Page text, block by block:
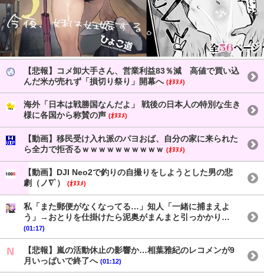
【悲報】コメ卸大手さん、営業利益83％減 高値で買い込
んだ米が売れず「損切り祭り」開幕へ (ｵﾇﾇﾒ)
海外「日本は戦勝国なんだよ」 戦後の日本人の特別な生き
様に各国から称賛の声 (ｵﾇﾇﾒ)
【動画】移民受け入れ派のパヨおば、自分の家に来られた
ら全力で拒否るｗｗｗｗｗｗｗｗｗｗ (ｵﾇﾇﾒ)
【動画】DJI Neo2で釣りの自撮りをしようとした男の悲
劇（ノ∇`）
(ｵﾇﾇﾒ)
私「また郵便がなくなってる…」知人「一緒に捕まえよ
う」→おとりを仕掛けたら泥奥がまんまと引っかかり…
(01:17)
【悲報】嵐の活動休止の影響か…相葉雅紀のレコメンが9
月いっぱいで終了へ (01:12)